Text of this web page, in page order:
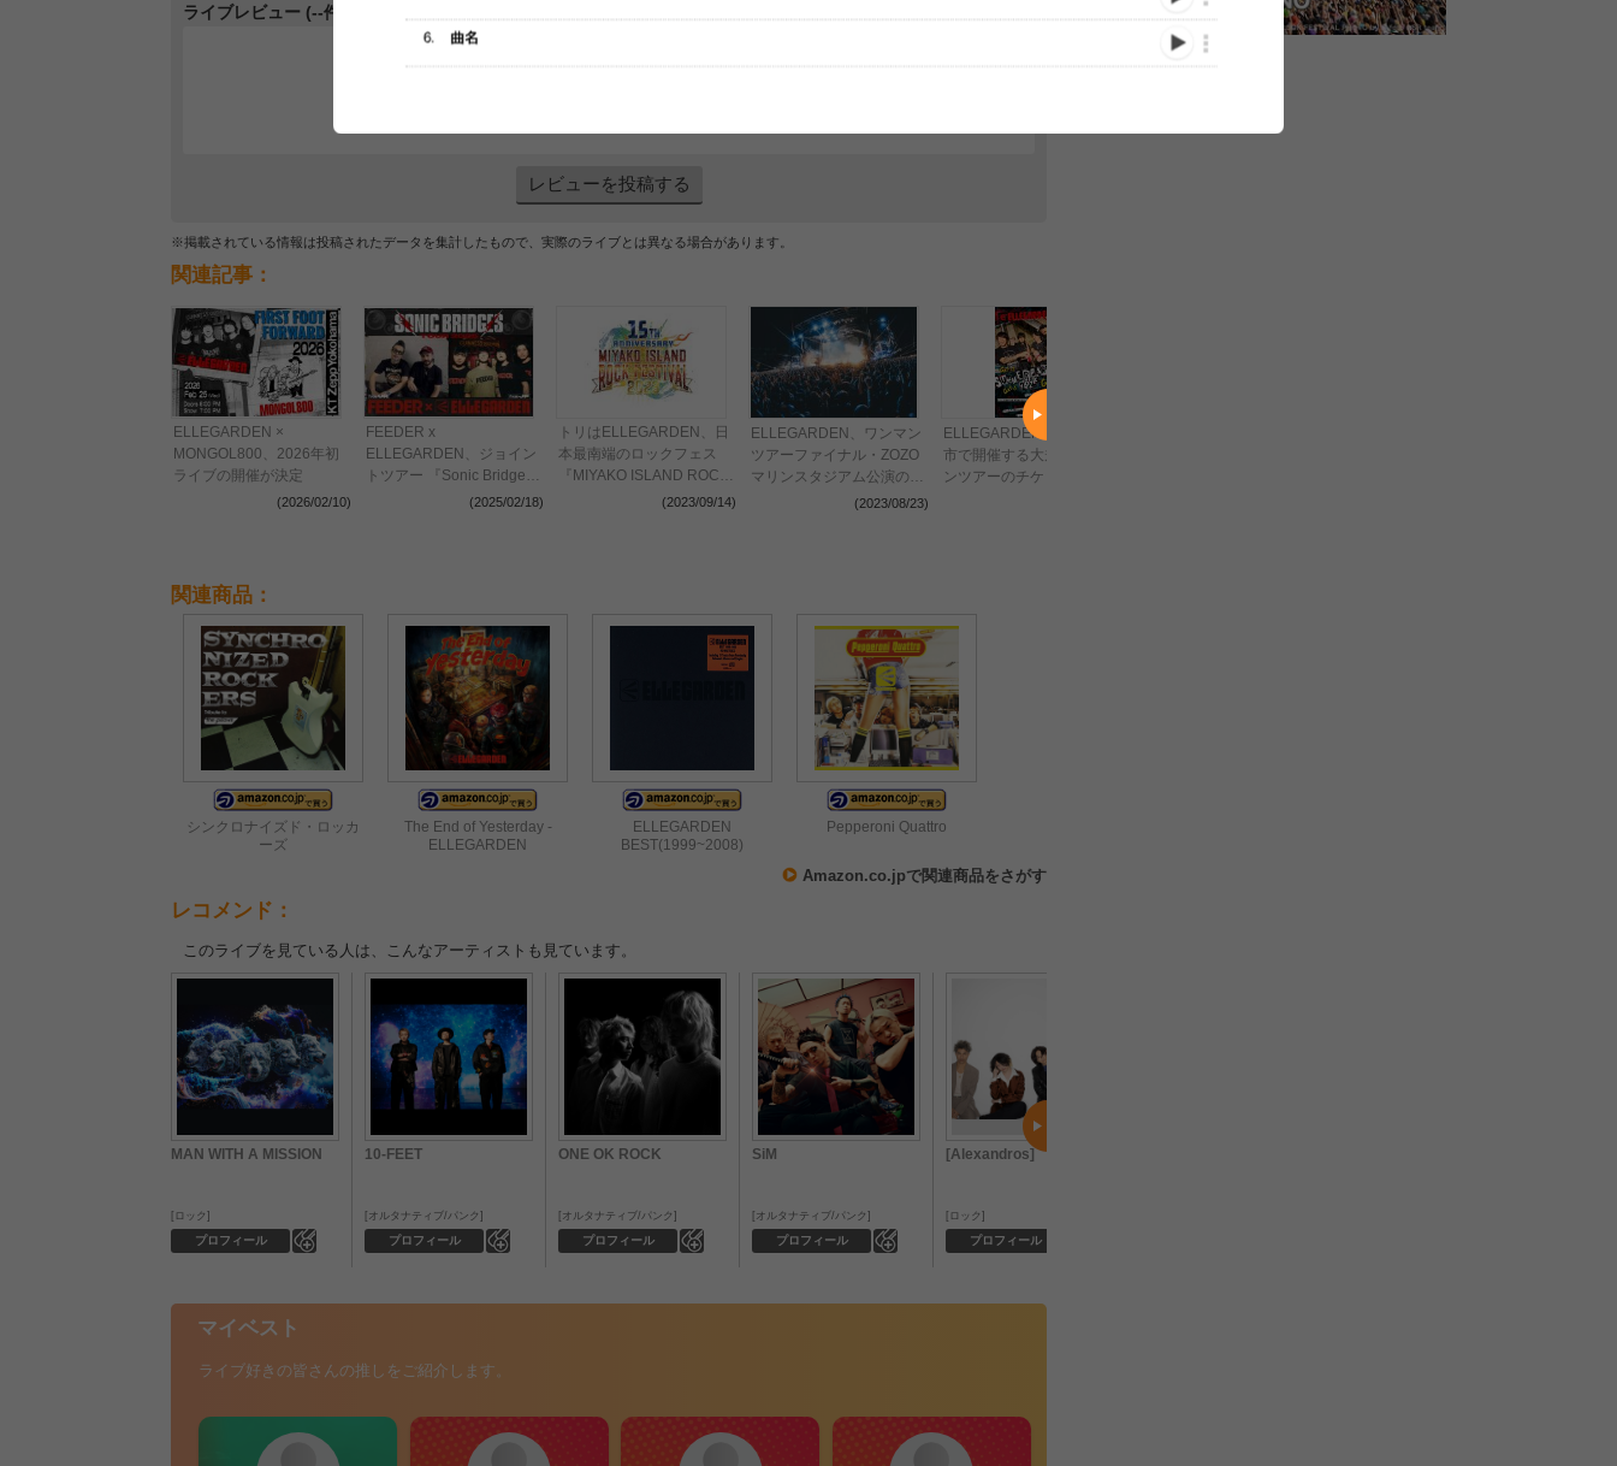
ライブレビュー (--件)
レビューを投稿する
※掲載されている情報は投稿されたデータを集計したもので、実際のライブとは異なる場合があります。
関連記事：
ELLEGARDEN ×
MONGOL800、2026年初
ライブの開催が決定
(2026/02/10)
FEEDER x
ELLEGARDEN、ジョイン
トツアー 『Sonic Bridges
Tour 2025』の開催が決定
(2025/02/18)
トリはELLEGARDEN、日
本最南端のロックフェス
『MIYAKO ISLAND ROCK
FESTIVAL 2023』&後夜祭
(2023/09/14)
ELLEGARDEN、ワンマン
ツアーファイナル・ZOZO
マリンスタジアム公演の公
式レポート到着 セットリ
(2023/08/23)
ELLEGARDEN、全国5都
市で開催する大規模ワンマ
ンツアーのチケット詳細を
関連商品：
シンクロナイズド・ロッカ
ーズ
The End of Yesterday -
ELLEGARDEN
ELLEGARDEN
BEST(1999~2008)
Pepperoni Quattro
Amazon.co.jpで関連商品をさがす
レコメンド：
このライブを見ている人は、こんなアーティストも見ています。
MAN WITH A MISSION
プロフィール
ロック
10-FEET
プロフィール
オルタナティブ/パンク
ONE OK ROCK
プロフィール
オルタナティブ/パンク
SiM
プロフィール
オルタナティブ/パンク
[Alexandros]
プロフィール
ロック
マイベスト
ライブ好きの皆さんの推しをご紹介します。